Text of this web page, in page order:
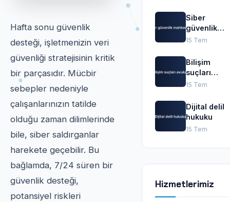
Hafta sonu güvenlik
desteği, işletmenizin veri
güvenliği stratejisinin kritik
bir parçasıdır. Mücbir
sebepler nedeniyle
çalışanlarınızın tatilde
olduğu zaman dilimlerinde
bile, siber saldırganlar
harekete geçebilir. Bu
bağlamda, 7/24 süren bir
güvenlik desteği,
potansiyel riskleri
Siber
güvenlik
mahkemesi
15 Tem
Bilişim
suçları
avukatı
15 Tem
Dijital delil
hukuku
15 Tem
Hizmetlerimiz